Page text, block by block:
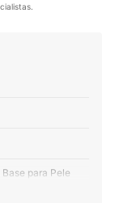
para Pele